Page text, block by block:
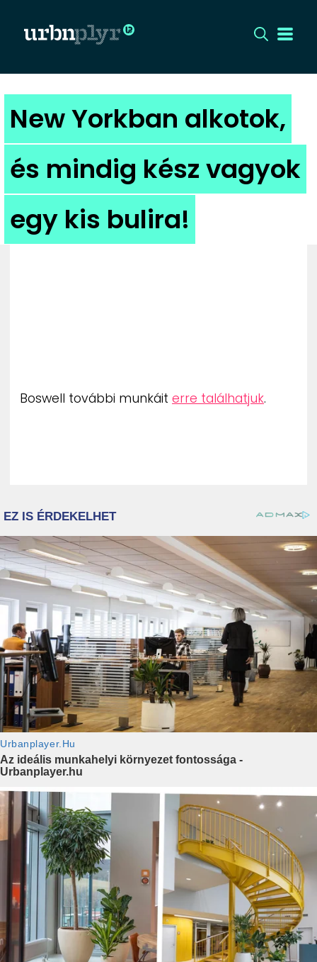
CÍMLAP
DIZÁJN
DIVAT
HIP
PR-ARCHÍVUM
ADATKEZELÉSI TÁJÉKOZTATÓ
New Yorkban alkotok,
és mindig kész vagyok
egy kis bulira!
Boswell további munkáit erre találhatjuk.